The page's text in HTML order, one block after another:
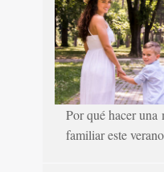
Por qué hacer
familiar este verano